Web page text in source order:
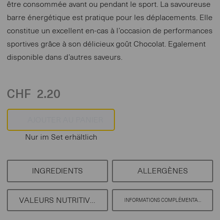
être consommée avant ou pendant le sport. La savoureuse
barre énergétique est pratique pour les déplacements. Elle
constitue un excellent en-cas à l’occasion de performances
sportives grâce à son délicieux goût Chocolat. Egalement
disponible dans d’autres saveurs.
CHF 2.20
Nur im Set erhältlich
INGREDIENTS ALLERGÈNES
VALEURS NUTRITIVES INFORMATIONS COMPLÉMENTAIRES